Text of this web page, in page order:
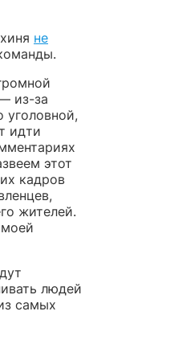
не
из-за
уголовной,
идти
этот
кадров
жителей.
людей
самых